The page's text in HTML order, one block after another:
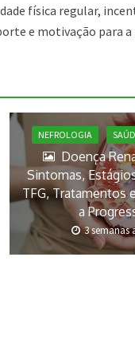
física regular,
e motivação para
NEFROLOGIA
Doença
Sintomas,
TFG, Tratamentos
a
3 semanas